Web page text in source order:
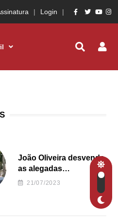
Login
João Oliveira desvenda
as alegadas
irregularidades da
Junta de Freguesia S.
21/07/2023